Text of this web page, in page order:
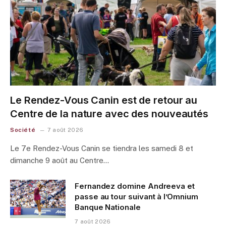
Le Rendez-Vous Canin est de retour au
Centre de la nature avec des nouveautés
Société 7 août 2026
Le 7e Rendez-Vous Canin se tiendra les samedi 8 et
dimanche 9 août au Centre…
Fernandez domine Andreeva et
passe au tour suivant à l’Omnium
Banque Nationale
7 août 2026